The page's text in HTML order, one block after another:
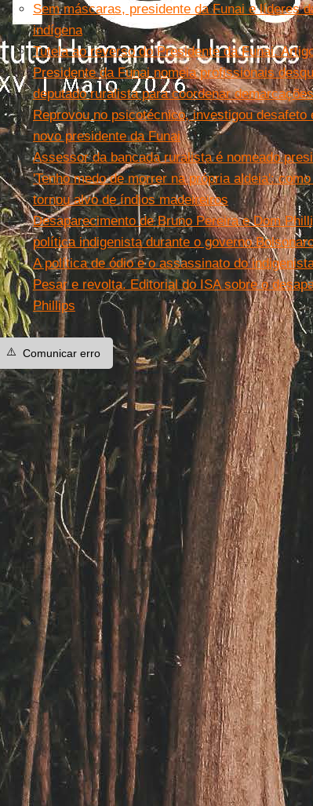
Sem máscaras, presidente da Funai e líderes
indígena
Tutela ao reverso do Presidente da Funai.
Presidente da Funai nomeia profissionais
deputado ruralista para coordenar demarcações
Reprovou no psicotécnico, investigou
novo presidente da Funai
Assessor da bancada ruralista é nomeado
'Tenho medo de morrer na própria aldeia':
tornou alvo de índios madeireiros
Desaparecimento de Bruno Pereira e Dom
política indigenista durante o governo
A política de ódio e o assassinato do
Pesar e revolta. Editorial do ISA sobre o
Phillips
⚠️ Comunicar erro